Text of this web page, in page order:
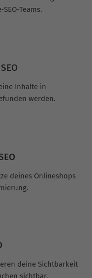
Inhalte in
werden.
deines Onlineshops
deine Sichtbarkeit
sichtbar.